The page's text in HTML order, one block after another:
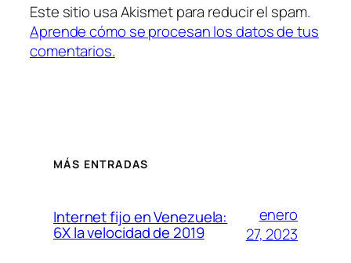
Este sitio usa Akismet para reducir el spam.
Aprende cómo se procesan los datos de tus
comentarios.
MÁS ENTRADAS
Internet fijo en Venezuela:
6X la velocidad de 2019
enero
27, 2023